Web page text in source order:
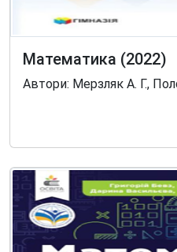
Математика (2022)
Автори: Мерзляк А. Г.,